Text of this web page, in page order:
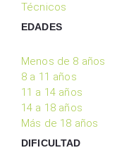
Técnicos
EDADES
Menos de 8 años
8 a 11 años
11 a 14 años
14 a 18 años
Más de 18 años
DIFICULTAD